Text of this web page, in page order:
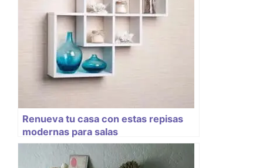
Renueva tu casa con estas repisas
modernas para salas